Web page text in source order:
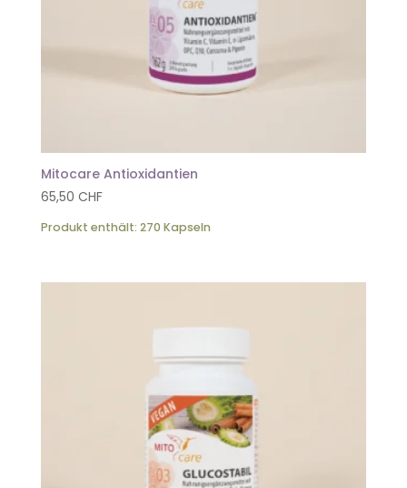
Mitocare Antioxidantien
65,50 CHF
Produkt enthält: 270 Kapseln